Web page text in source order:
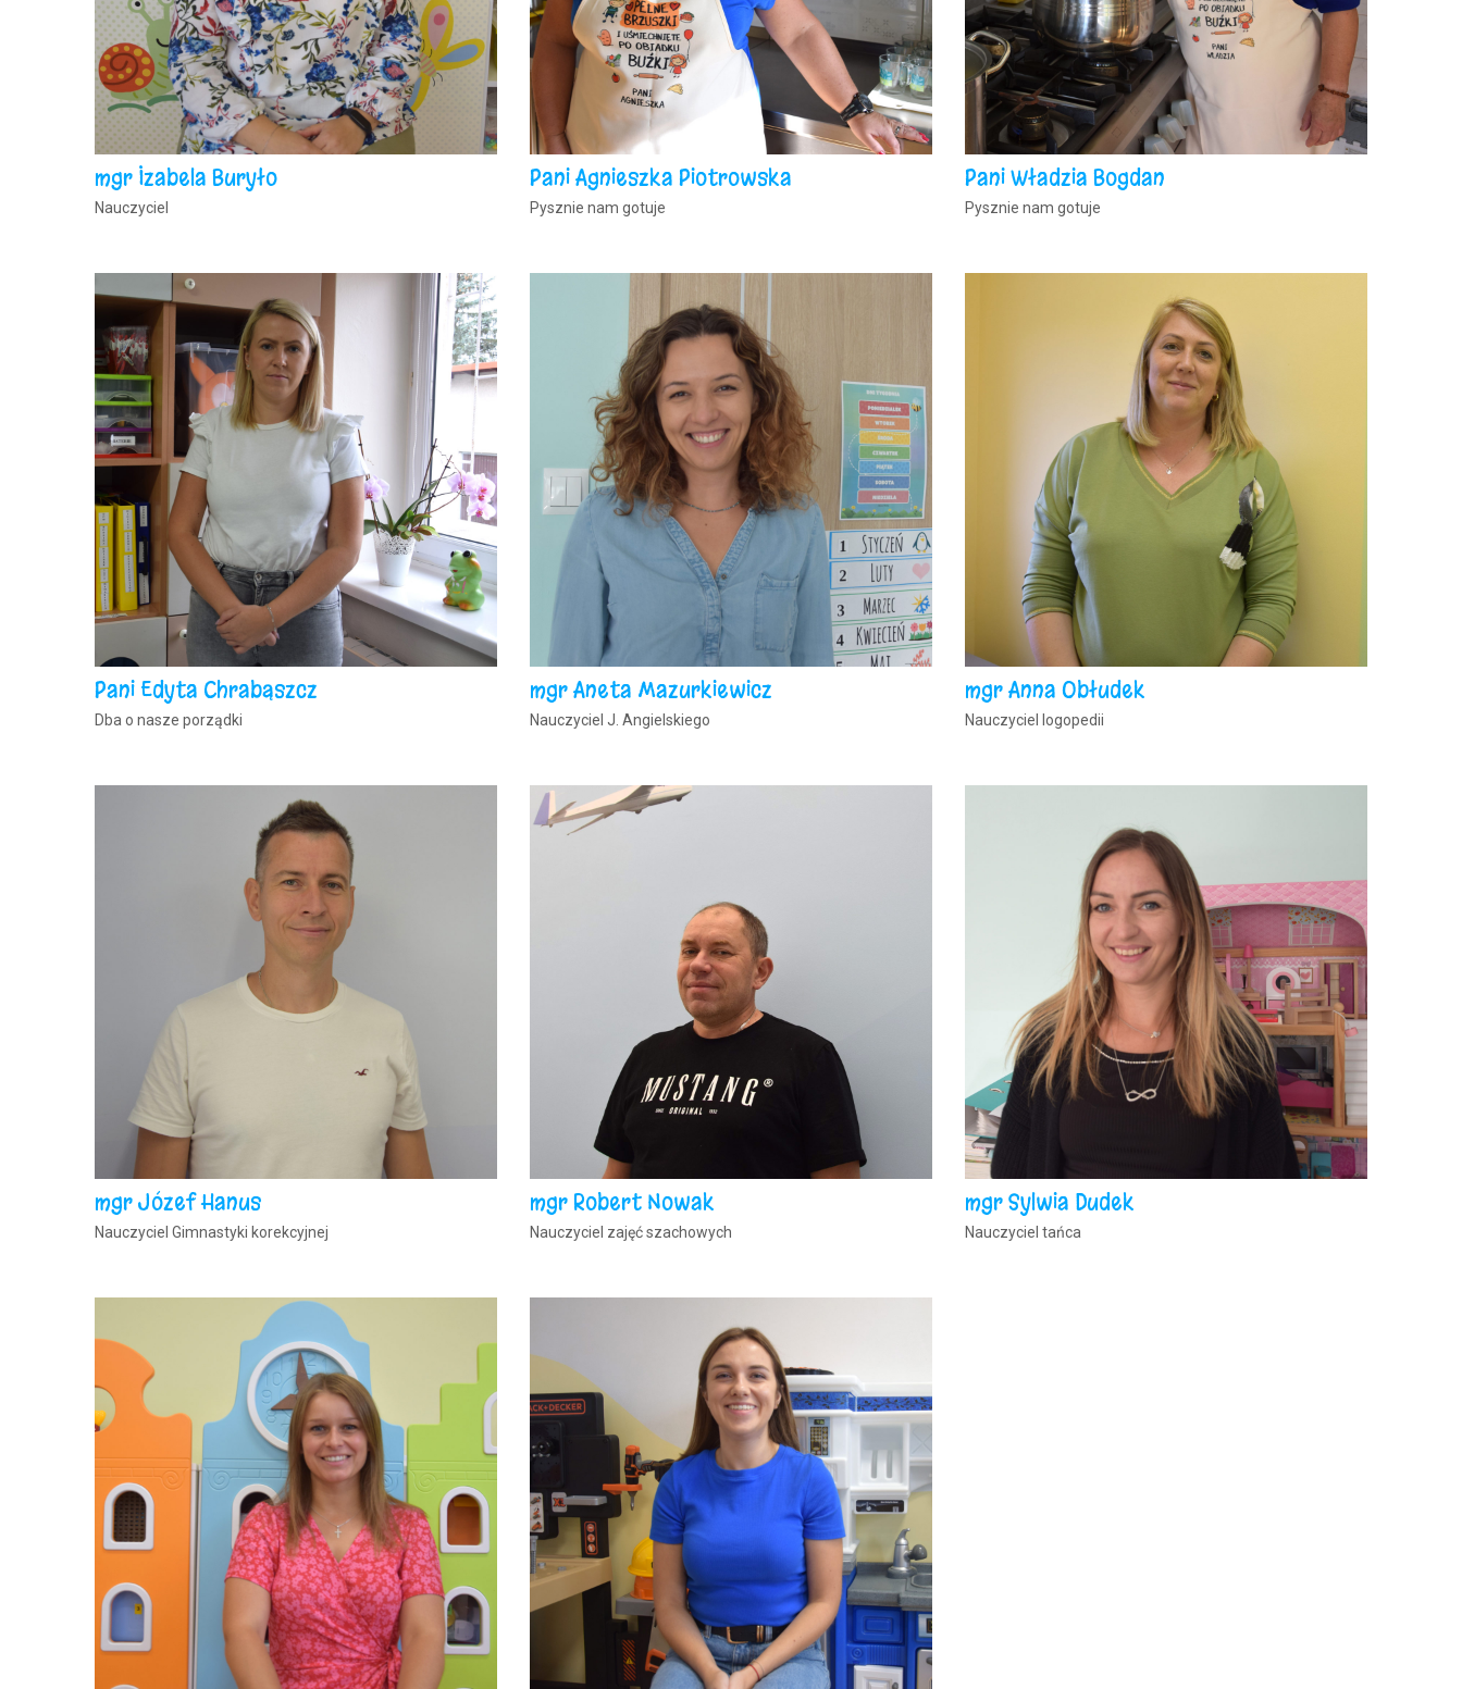
mgr Izabela Buryło
Nauczyciel
Pani Agnieszka Piotrowska
Pysznie nam gotuje
Pani Władzia Bogdan
Pysznie nam gotuje
Pani Edyta Chrabąszcz
Dba o nasze porządki
mgr Aneta Mazurkiewicz
Nauczyciel J. Angielskiego
mgr Anna Obłudek
Nauczyciel logopedii
mgr Józef Hanus
Nauczyciel Gimnastyki korekcyjnej
mgr Robert Nowak
Nauczyciel zajęć szachowych
mgr Sylwia Dudek
Nauczyciel tańca